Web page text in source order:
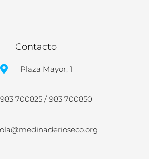
Contacto
Plaza Mayor, 1
983 700825 / 983 700850